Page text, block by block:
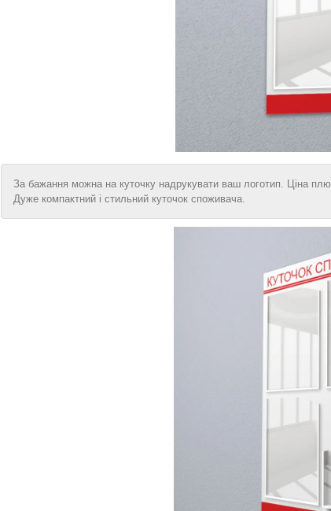
За бажання можна на куточку надрукувати ваш логотип. Ціна
Дуже компактний і стильний куточок споживача.